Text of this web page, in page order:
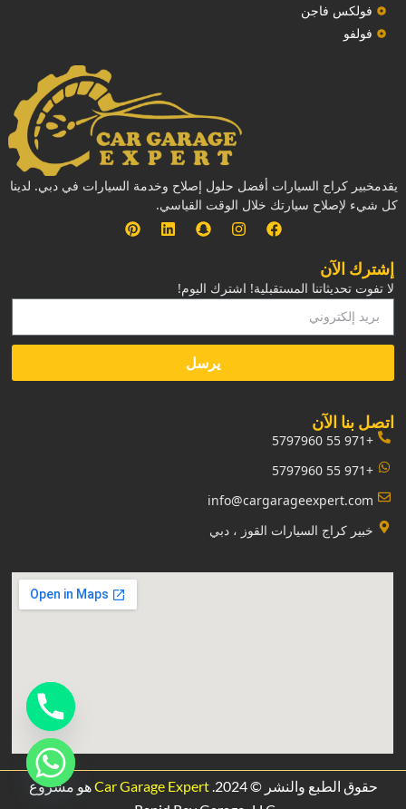
فولكس فاجن
فولفو
يقدمخبير كراج السيارات أفضل حلول إصلاح وخدمة السيارات في دبي. لدينا
كل شيء لإصلاح سيارتك خلال الوقت القياسي.
إشترك الآن
لا تفوت تحديثاتنا المستقبلية! اشترك اليوم!
يرسل
‏اتصل بنا الآن‏
+971 55 5797960
+971 55 5797960
info@cargarageexpert.com
‏خبير كراج السيارات القوز ، دبي‏
حقوق الطبع والنشر © 2024. Car Garage Expertهو مشروع